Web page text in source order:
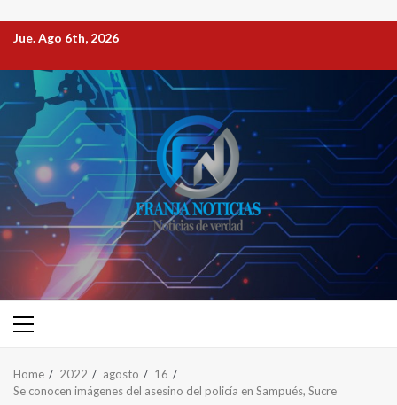
Jue. Ago 6th, 2026
Home 2022 agosto
16
Se conocen imágenes del asesino del policía en Sampués, Sucre